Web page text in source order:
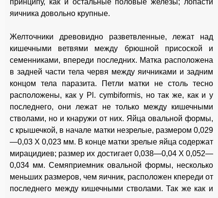
яичника довольно крупные.
Желточники древовидно разветвленные, лежат над
кишечными ветвями между брюшной присоской и
семенниками, впереди последних. Матка расположена
в задней части тела червя между яичниками и задним
концом тела паразита. Петли матки не столь тесно
расположены, как у Pl. cymbiformis, но так же, как и у
последнего, они лежат не только между кишечными
стволами, но и кнаружи от них. Яйца овальной формы,
с крышечкой, в начале матки незрелые, размером 0,029
—0,03 X 0,023 мм. В конце матки зрелые яйца содержат
мирацидиев; размер их достигает 0,038—0,04 X 0,052—
0,034 мм. Семяприемник овальной формы, несколько
меньших размеров, чем яичник, расположен кпереди от
последнего между кишечными стволами. Так же как и